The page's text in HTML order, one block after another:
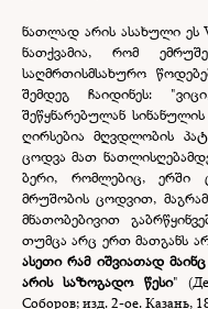
ნათლად არის ასახული ეს
ნათქვამია, რომ
საღმრთისმსახურო
შემდეგ ჩაიდინეს:
შეწყნარებულან
ღირსებია მღვდლობის
ცოდვა მათ
ბერი, რომლებიც, ერში
მრუშობის ცოდვით, მაგრამ
მნათობებივით
თუმცა არც ერთ მათგანს
ასეთი რამ იშვიათად
არის საზოგადო წესი"
Соборов; изд. 2-ое. Казань,